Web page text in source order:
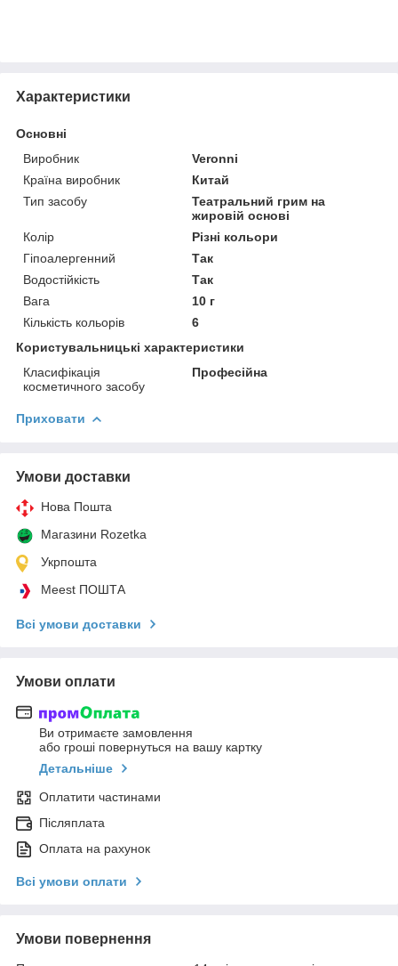
Характеристики
Основні
Виробник
Veronni
Країна виробник
Китай
Тип засобу
Театральний грим на
жировій основі
Колір
Різні кольори
Гіпоалергенний
Так
Водостійкість
Так
Вага
10 г
Кількість кольорів
6
Користувальницькі характеристики
Класифікація
косметичного засобу
Професійна
Приховати
Умови доставки
Нова Пошта
Магазини Rozetka
Укрпошта
Meest ПОШТА
Всі умови доставки
Умови оплати
Ви отримаєте замовлення
або гроші повернуться на вашу картку
Детальніше
Оплатити частинами
Післяплата
Оплата на рахунок
Всі умови оплати
Умови повернення